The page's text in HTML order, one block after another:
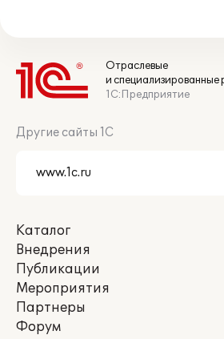
Отраслевые
и специализированные
1С:Предприятие
Другие сайты 1С
Каталог
Внедрения
Публикации
Мероприятия
Партнеры
Форум